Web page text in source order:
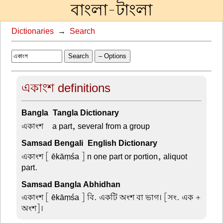
বাংলা-টাংলা
Dictionaries → Search
Search – Options
একাংশ definitions
Bangla-Tangla Dictionary
একাংশ –a part, several from a group
Samsad Bengali-English Dictionary
একাংশ[ ēkāṃśa ] n one part or portion, aliquot
part.
Samsad Bangla Abhidhan
একাংশ[ ēkāṃśa ] বি. একটি অংশ বা ভাগ। [সং. এক +
অংশ]।